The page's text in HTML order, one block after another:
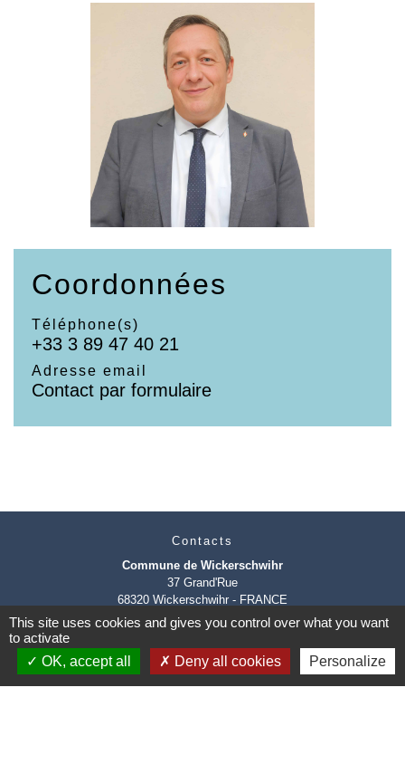
Coordonnées
Téléphone(s)
+33 3 89 47 40 21
Adresse email
Contact par formulaire
Contacts
Commune de Wickerschwihr
37 Grand'Rue
68320 Wickerschwihr - FRANCE
+33 3 89 47 40 21
This site uses cookies and gives you control over what you want
to activate
OK, accept all
Deny all cookies Personalize